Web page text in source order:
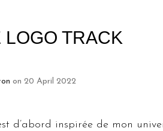
LOGO TRACK
on 20 April 2022
d’abord inspirée de mon